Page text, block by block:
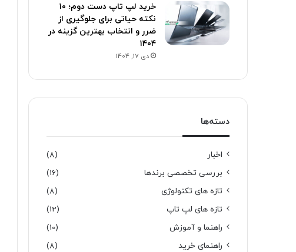
خرید لپ تاپ دست دوم؛ ۱۰
نکته حیاتی برای جلوگیری از
ضرر و انتخاب بهترین گزینه در
۱۴۰۴
دی 17, 1404
دسته‌ها
اخبار
(8)
بررسی تخصصی برندها
(16)
تازه های تکنولوژی
(8)
تازه های لپ تاپ
(12)
راهنما و آموزش
(10)
راهنمای خرید
(8)